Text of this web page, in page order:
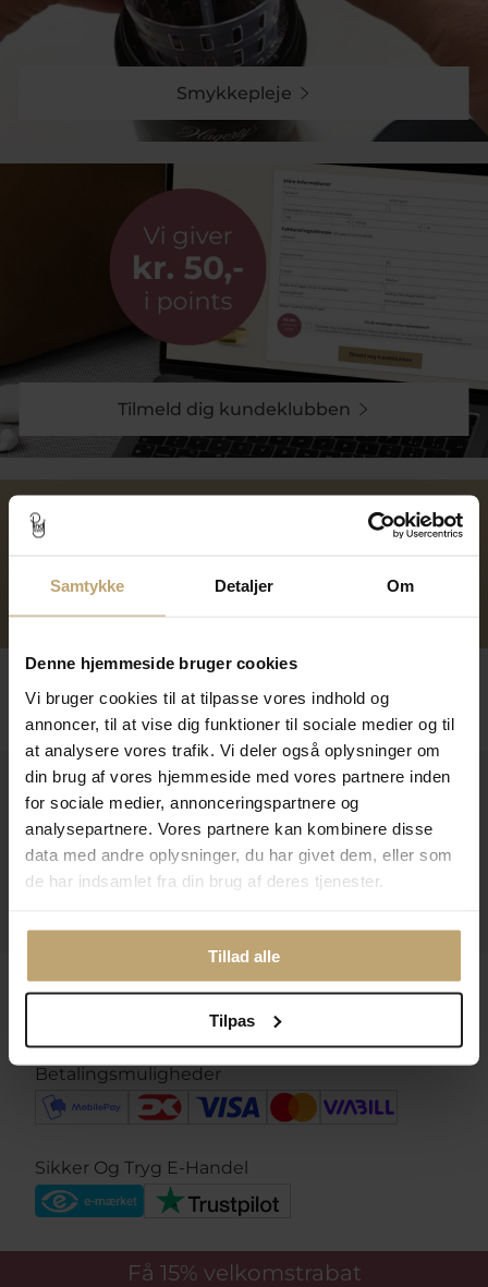
Samtykke Detaljer Om
Denne hjemmeside bruger cookies
Vi bruger cookies til at tilpasse vores indhold og
annoncer, til at vise dig funktioner til sociale medier og til
at analysere vores trafik. Vi deler også oplysninger om
din brug af vores hjemmeside med vores partnere inden
for sociale medier, annonceringspartnere og
analysepartnere. Vores partnere kan kombinere disse
data med andre oplysninger, du har givet dem, eller som
de har indsamlet fra din brug af deres tjenester.
Tillad alle
Tilpas
Smykkepleje
Tilmeld dig kundeklubben
Mulighed for gravering
Kontakt
Åbningstider I Butikken
Information
Leveringsmuligheder
Betalingsmuligheder
Sikker Og Tryg E-Handel
Få 15% velkomstrabat